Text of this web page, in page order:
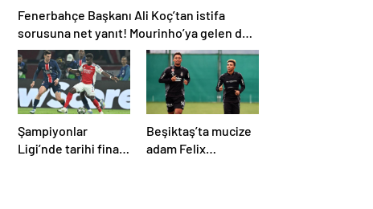
Fenerbahçe Başkanı Ali Koç’tan istifa
sorusuna net yanıt! Mourinho’ya gelen dev
teklifi açıkladı
Şampiyonlar
Ligi’nde tarihi final!
Beşiktaş’ta mucize
adam Felix